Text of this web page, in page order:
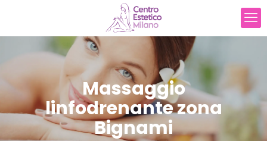
Massaggio
linfodrenante zona
Bignami